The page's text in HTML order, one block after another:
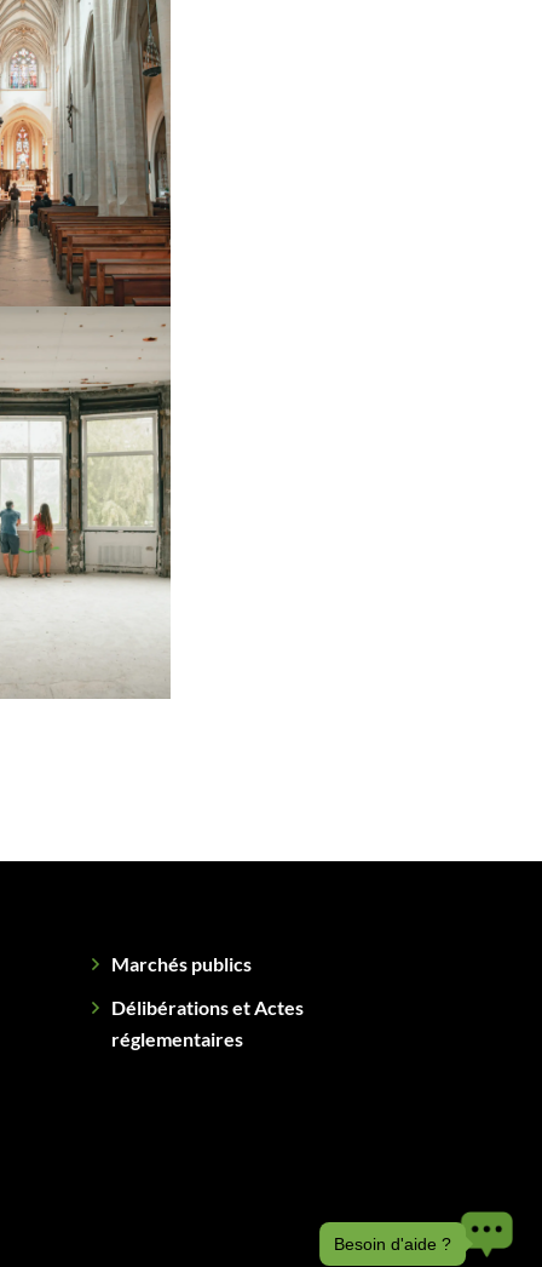
Marchés publics
Délibérations et Actes
réglementaires
Besoin d'aide ?